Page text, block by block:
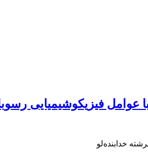
با عوامل فیزیکوشیمیایی
خدابنده‌لو